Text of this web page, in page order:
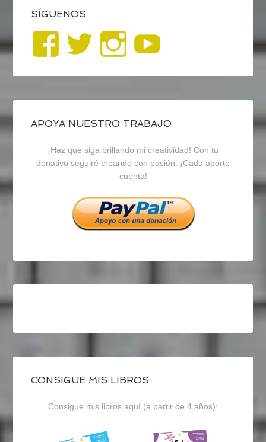
SÍGUENOS
Ver
perfil
de
blogrecursosep
en
Facebook
Ver
perfil
de
recursosep
en
Twitter
Ver
perfil
de
recursosep
en
Instagram
APOYA NUESTRO TRABAJO
¡Haz que siga brillando mi creatividad! Con tu
donativo seguiré creando con pasión. ¡Cada aporte
cuenta!
CONSIGUE MIS LIBROS
Consigue mis libros aquí (a partir de 4 años):